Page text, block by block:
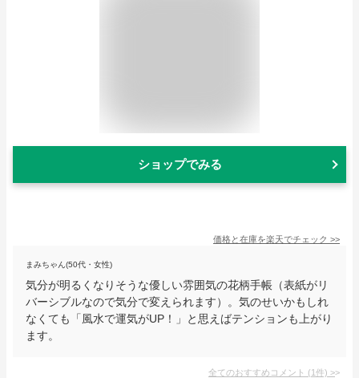
ショップでみる
価格と在庫を楽天でチェック >>
まみちゃん(50代・女性)
気分が明るくなりそうな優しい雰囲気の花柄手帳（表紙がリ
バーシブルなので気分で変えられます）。気のせいかもしれ
なくても「風水で運気がUP！」と思えばテンションも上がり
ます。
全てのおすすめコメント (1件) >